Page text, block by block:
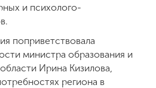
и психолого-
поприветствовала
министра образования и
Ирина Кизилова,
региона в